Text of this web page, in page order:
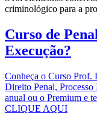
criminológico para a
Curso de
Execução?
Conheça o Curso Prof.
Direito Penal, Processo
anual ou o Premium e
CLIQUE AQUI